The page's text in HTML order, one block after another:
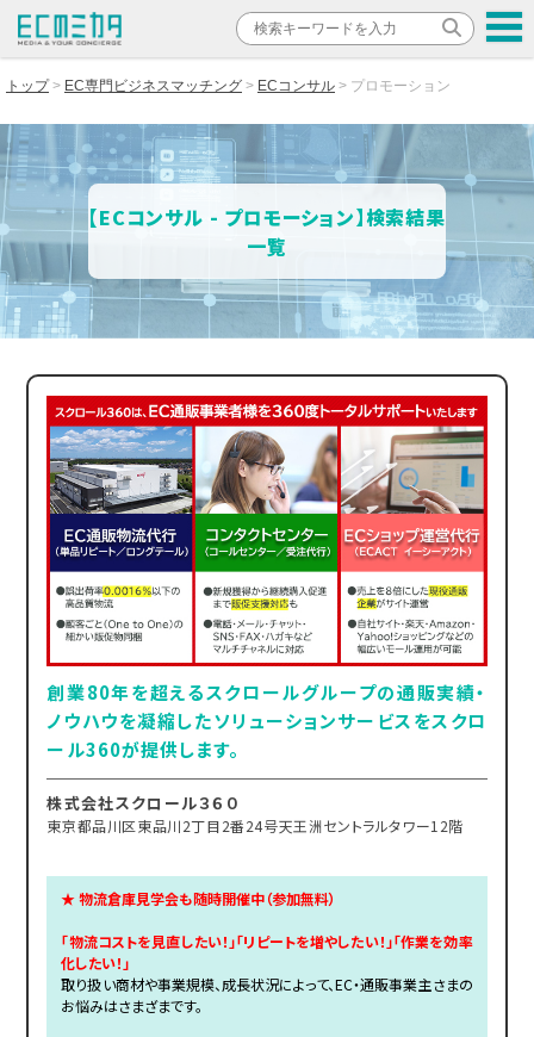
トップ EC専門ビジネスマッチング ECコンサル プロモーション
【ECコンサル - プロモーション】検索結果
一覧
創業80年を超えるスクロールグループの通販実績・
ノウハウを凝縮したソリューションサービスをスクロ
ール360が提供します。
株式会社スクロール３６０
東京都品川区東品川2丁目2番24号天王洲セントラルタワー12階
★ 物流倉庫見学会も随時開催中（参加無料）
「物流コストを見直したい！」「リピートを増やしたい！」「作業を効率
化したい！」
取り扱い商材や事業規模、成長状況によって、EC・通販事業主さまの
お悩みはさまざまです。